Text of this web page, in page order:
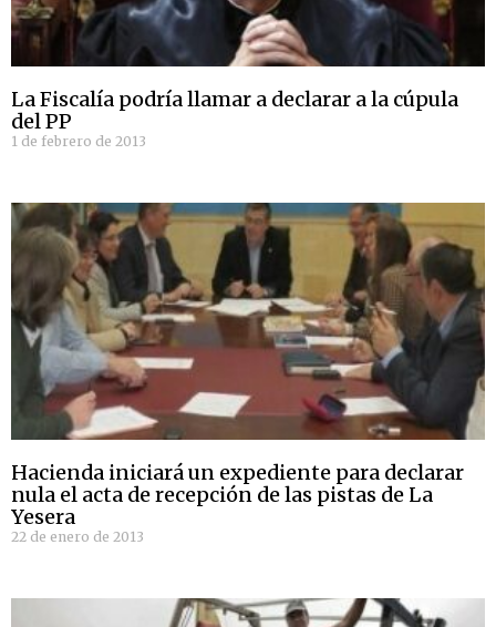
La Fiscalía podría llamar a declarar a la cúpula
del PP
1 de febrero de 2013
Hacienda iniciará un expediente para declarar
nula el acta de recepción de las pistas de La
Yesera
22 de enero de 2013